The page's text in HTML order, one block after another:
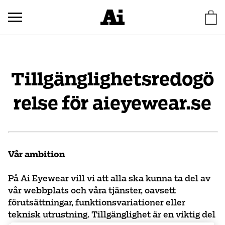
Tillgänglighetsredogö
relse för aieyewear.se
Vår ambition
På Ai Eyewear vill vi att alla ska kunna ta del av
vår webbplats och våra tjänster, oavsett
förutsättningar, funktionsvariationer eller
teknisk utrustning. Tillgänglighet är en viktig del